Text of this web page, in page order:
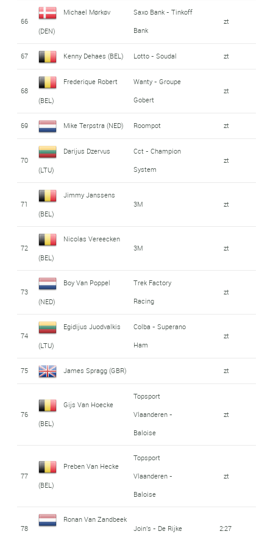
66
Michael Mørkøv
(DEN)
Saxo Bank - Tinkoff
Bank
zt
67 Kenny Dehaes (BEL) Lotto - Soudal zt
68
Frederique Robert
(BEL)
Wanty - Groupe
Gobert
zt
69 Mike Terpstra (NED) Roompot zt
70
Darijus Dzervus
(LTU)
Cct - Champion
System
zt
71
Jimmy Janssens
(BEL)
3M zt
72
Nicolas Vereecken
(BEL)
3M zt
73
Boy Van Poppel
(NED)
Trek Factory
Racing
zt
74
Egidijus Juodvalkis
(LTU)
Colba - Superano
Ham
zt
75 James Spragg (GBR) zt
76
Gijs Van Hoecke
(BEL)
Topsport
Vlaanderen -
Baloise
zt
77
Preben Van Hecke
(BEL)
Topsport
Vlaanderen -
Baloise
zt
78
Ronan Van Zandbeek
Join's - De Rijke 2:27